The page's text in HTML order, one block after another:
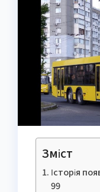
Зміст
Історія
99